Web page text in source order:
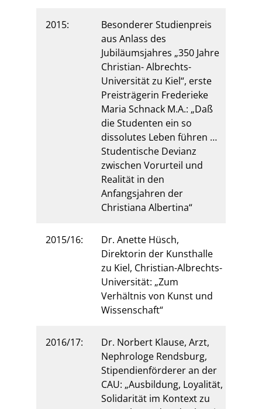
2015:
Besonderer Studienpreis
aus Anlass des
Jubiläumsjahres „350 Jahre
Christian- Albrechts-
Universität zu Kiel“, erste
Preisträgerin Frederieke
Maria Schnack M.A.: „Daß
die Studenten ein so
dissolutes Leben führen …
Studentische Devianz
zwischen Vorurteil und
Realität in den
Anfangsjahren der
Christiana Albertina“
2015/16:
Dr. Anette Hüsch,
Direktorin der Kunsthalle
zu Kiel, Christian-Albrechts-
Universität: „Zum
Verhältnis von Kunst und
Wissenschaft“
2016/17:
Dr. Norbert Klause, Arzt,
Nephrologe Rendsburg,
Stipendienförderer an der
CAU: „Ausbildung, Loyalität,
Solidarität im Kontext zu